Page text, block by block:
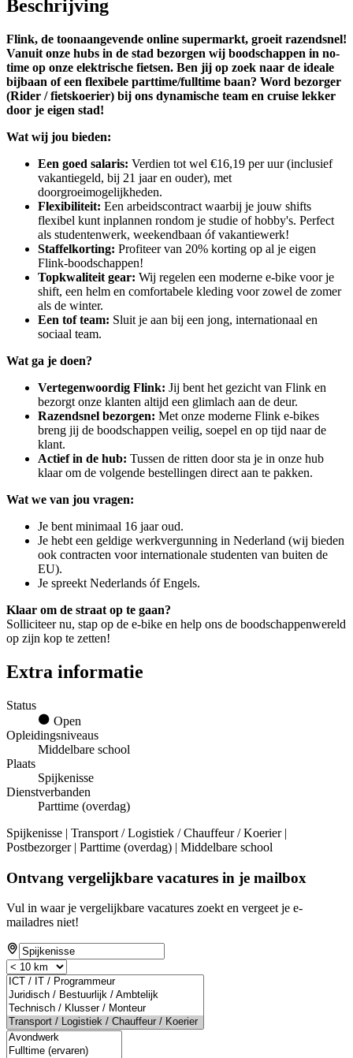
Beschrijving
Flink, de toonaangevende online supermarkt, groeit razendsnel!
Vanuit onze hubs in de stad bezorgen wij boodschappen in no-
time op onze elektrische fietsen. Ben jij op zoek naar de ideale
bijbaan of een flexibele parttime/fulltime baan? Word bezorger
(Rider / fietskoerier) bij ons dynamische team en cruise lekker
door je eigen stad!
Wat wij jou bieden:
Een goed salaris: Verdien tot wel €16,19 per uur (inclusief
vakantiegeld, bij 21 jaar en ouder), met
doorgroeimogelijkheden.
Flexibiliteit: Een arbeidscontract waarbij je jouw shifts
flexibel kunt inplannen rondom je studie of hobby's. Perfect
als studentenwerk, weekendbaan óf vakantiewerk!
Staffelkorting: Profiteer van 20% korting op al je eigen
Flink-boodschappen!
Topkwaliteit gear: Wij regelen een moderne e-bike voor je
shift, een helm en comfortabele kleding voor zowel de zomer
als de winter.
Een tof team: Sluit je aan bij een jong, internationaal en
sociaal team.
Wat ga je doen?
Vertegenwoordig Flink: Jij bent het gezicht van Flink en
bezorgt onze klanten altijd een glimlach aan de deur.
Razendsnel bezorgen: Met onze moderne Flink e-bikes
breng jij de boodschappen veilig, soepel en op tijd naar de
klant.
Actief in de hub: Tussen de ritten door sta je in onze hub
klaar om de volgende bestellingen direct aan te pakken.
Wat we van jou vragen:
Je bent minimaal 16 jaar oud.
Je hebt een geldige werkvergunning in Nederland (wij bieden
ook contracten voor internationale studenten van buiten de
EU).
Je spreekt Nederlands óf Engels.
Klaar om de straat op te gaan?
Solliciteer nu, stap op de e-bike en help ons de boodschappenwereld
op zijn kop te zetten!
Extra informatie
Status
Open
Opleidingsniveaus
Middelbare school
Plaats
Spijkenisse
Dienstverbanden
Parttime (overdag)
Spijkenisse | Transport / Logistiek / Chauffeur / Koerier |
Postbezorger | Parttime (overdag) | Middelbare school
Ontvang vergelijkbare vacatures in je mailbox
Vul in waar je vergelijkbare vacatures zoekt en vergeet je e-
mailadres niet!